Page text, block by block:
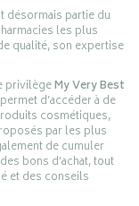
désormais partie du
les plus
qualité, son expertise
privilègeMy Very Best
d’accéder à de
cosmétiques,
par les plus
de cumuler
bons d’achat, tout
et des conseils